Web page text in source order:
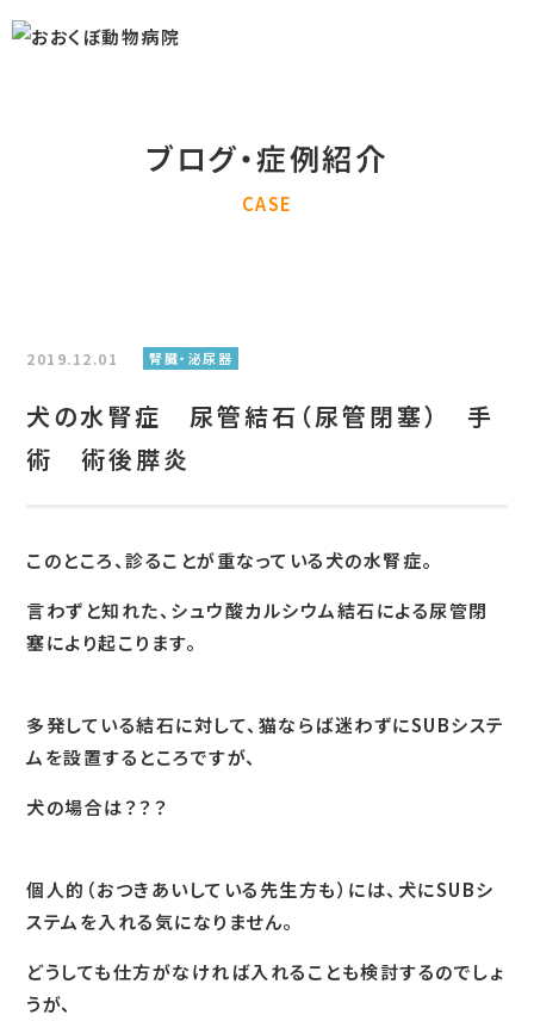
ブログ・症例紹介
CASE
2019.12.01 腎臓・泌尿器
犬の水腎症 尿管結石（尿管閉塞） 手
術 術後膵炎
このところ、診ることが重なっている犬の水腎症。
言わずと知れた、シュウ酸カルシウム結石による尿管閉
塞により起こります。
多発している結石に対して、猫ならば迷わずにSUBシステ
ムを設置するところですが、
犬の場合は？？？
個人的（おつきあいしている先生方も）には、犬にSUBシ
ステムを入れる気になりません。
どうしても仕方がなければ入れることも検討するのでしょ
うが、